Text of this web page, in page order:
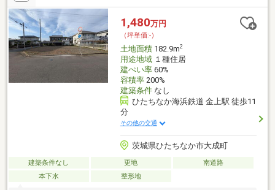
1,480万円
（坪単価:-）
土地面積182.9m2
用途地域１種住居
建ぺい率60%
容積率200%
建築条件なし
ひたちなか海浜鉄道 金上駅 徒歩11
分
その他の交通
茨城県ひたちなか市大成町
建築条件なし 更地
南道路
本下水
整形地